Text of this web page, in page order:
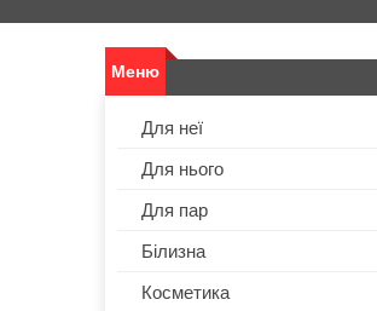
Для неї
Для нього
Для пар
Білизна
Косметика